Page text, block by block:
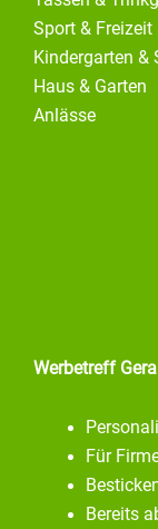
Sport & Freizeit
Kindergarten &
Haus & Garten
Anlässe
Werbetreff Gera
Für
Bereits